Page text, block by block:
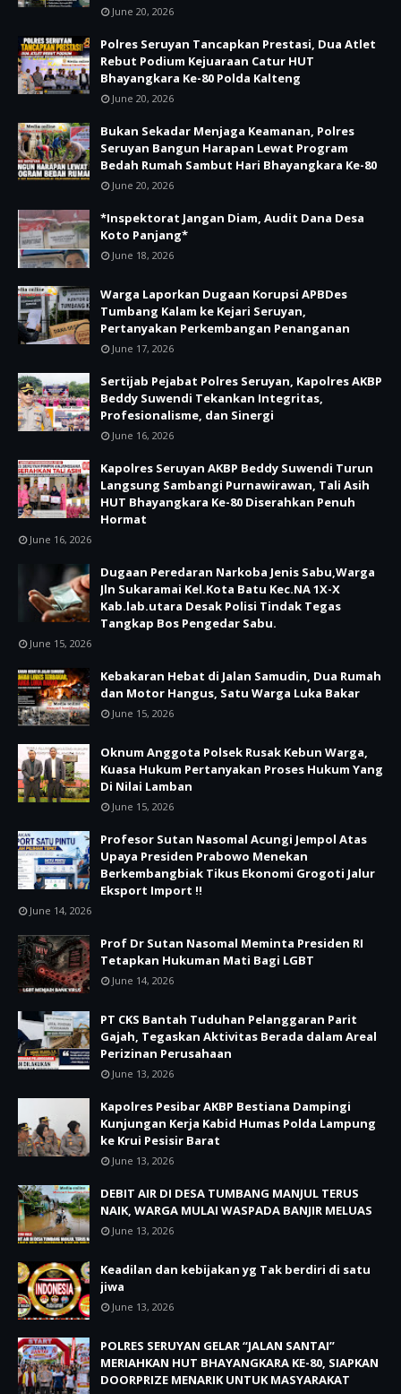
June 20, 2026
Polres Seruyan Tancapkan Prestasi, Dua Atlet
Rebut Podium Kejuaraan Catur HUT
Bhayangkara Ke-80 Polda Kalteng
June 20, 2026
Bukan Sekadar Menjaga Keamanan, Polres
Seruyan Bangun Harapan Lewat Program
Bedah Rumah Sambut Hari Bhayangkara Ke-80
June 20, 2026
*Inspektorat Jangan Diam, Audit Dana Desa
Koto Panjang*
June 18, 2026
Warga Laporkan Dugaan Korupsi APBDes
Tumbang Kalam ke Kejari Seruyan,
Pertanyakan Perkembangan Penanganan
June 17, 2026
Sertijab Pejabat Polres Seruyan, Kapolres AKBP
Beddy Suwendi Tekankan Integritas,
Profesionalisme, dan Sinergi
June 16, 2026
Kapolres Seruyan AKBP Beddy Suwendi Turun
Langsung Sambangi Purnawirawan, Tali Asih
HUT Bhayangkara Ke-80 Diserahkan Penuh
Hormat
June 16, 2026
Dugaan Peredaran Narkoba Jenis Sabu,Warga
Jln Sukaramai Kel.Kota Batu Kec.NA 1X-X
Kab.lab.utara Desak Polisi Tindak Tegas
Tangkap Bos Pengedar Sabu.
June 15, 2026
Kebakaran Hebat di Jalan Samudin, Dua Rumah
dan Motor Hangus, Satu Warga Luka Bakar
June 15, 2026
Oknum Anggota Polsek Rusak Kebun Warga,
Kuasa Hukum Pertanyakan Proses Hukum Yang
Di Nilai Lamban
June 15, 2026
Profesor Sutan Nasomal Acungi Jempol Atas
Upaya Presiden Prabowo Menekan
Berkembangbiak Tikus Ekonomi Grogoti Jalur
Eksport Import !!
June 14, 2026
Prof Dr Sutan Nasomal Meminta Presiden RI
Tetapkan Hukuman Mati Bagi LGBT
June 14, 2026
PT CKS Bantah Tuduhan Pelanggaran Parit
Gajah, Tegaskan Aktivitas Berada dalam Areal
Perizinan Perusahaan
June 13, 2026
Kapolres Pesibar AKBP Bestiana Dampingi
Kunjungan Kerja Kabid Humas Polda Lampung
ke Krui Pesisir Barat
June 13, 2026
DEBIT AIR DI DESA TUMBANG MANJUL TERUS
NAIK, WARGA MULAI WASPADA BANJIR MELUAS
June 13, 2026
Keadilan dan kebijakan yg Tak berdiri di satu
jiwa
June 13, 2026
POLRES SERUYAN GELAR “JALAN SANTAI”
MERIAHKAN HUT BHAYANGKARA KE-80, SIAPKAN
DOORPRIZE MENARIK UNTUK MASYARAKAT